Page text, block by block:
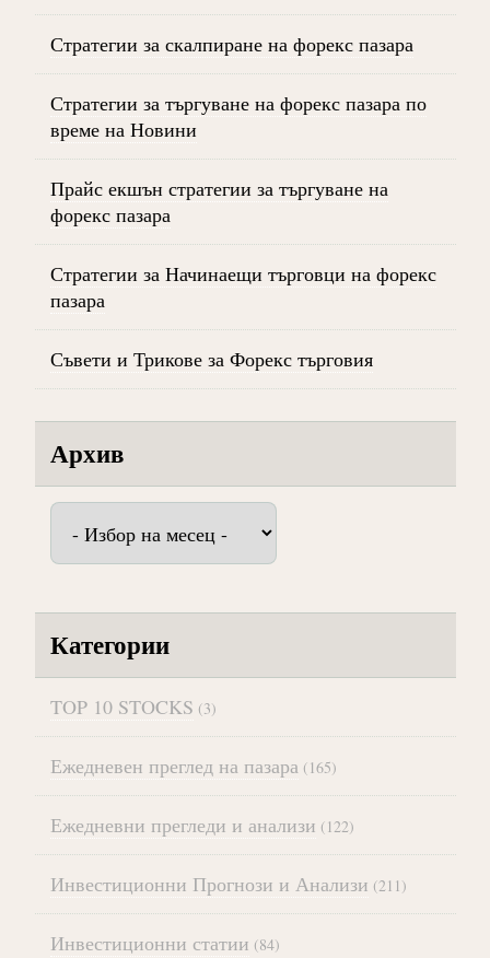
Стратегии за скалпиране на форекс пазара
Стратегии за търгуване на форекс пазара по
време на Новини
Прайс екшън стратегии за търгуване на
форекс пазара
Стратегии за Начинаещи търговци на форекс
пазара
Съвети и Трикове за Форекс търговия
Архив
Архив
Категории
TOP 10 STOCKS (3)
Ежедневен преглед на пазара (165)
Ежедневни прегледи и анализи (122)
Инвестиционни Прогнози и Анализи (211)
Инвестиционни статии (84)